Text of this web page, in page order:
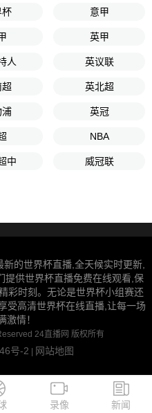
杯 意甲
英甲
人 英议联
英北超
浦 英冠
NBA
中 威冠联
的世界杯直播,全天候实时更新,
提供世界杯直播免费在线观看,保
彩时刻。无论是世界杯小组赛还
受高清世界杯在线直播,让每一场
激情！
24直播网 版权所有
号-2 | 网站地图
录像 新闻